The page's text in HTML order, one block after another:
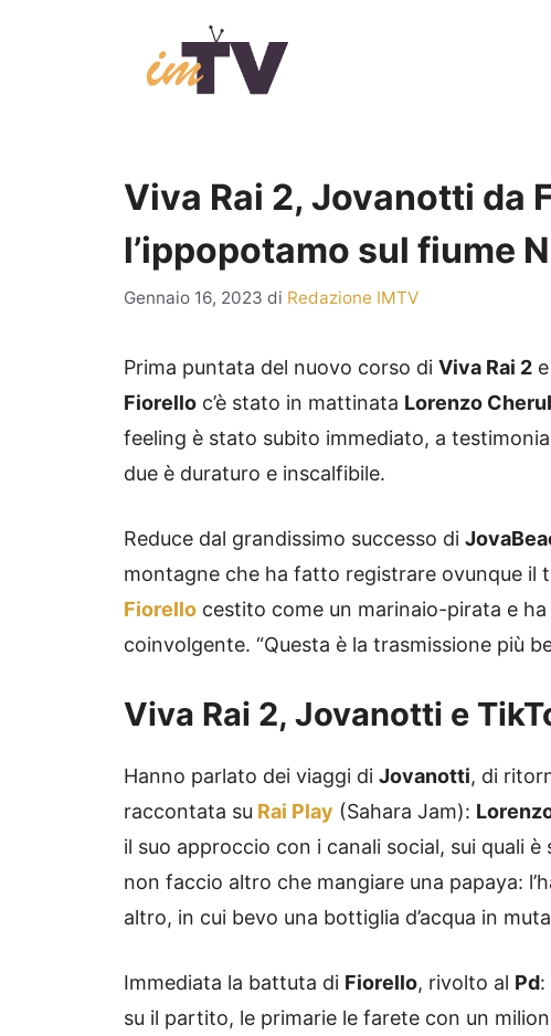
Viva Rai 2, Jovanotti da
l’ippopotamo sul fiume
Gennaio 16, 2023 di Redazione IMTV
Prima puntata del nuovo corso di Viva Rai 2
Fiorello c’è stato in mattinata Lorenzo
feeling è stato subito immediato, a
due è duraturo e inscalfibile.
Reduce dal grandissimo successo di
montagne che ha fatto registrare ovunque il
Fiorello cestito come un marinaio-pirata e
coinvolgente. “Questa è la trasmissione più
Viva Rai 2, Jovanotti e
Hanno parlato dei viaggi di Jovanotti, di
raccontata su Rai Play (Sahara Jam):
il suo approccio con i canali social, sui quali è
non faccio altro che mangiare una papaya:
altro, in cui bevo una bottiglia d’acqua in
Immediata la battuta di Fiorello, rivolto al Pd:
su il partito, le primarie le farete con un